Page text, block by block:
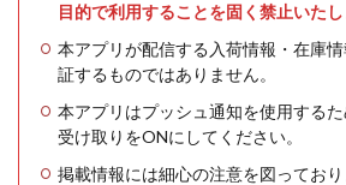
目的で利用することを固く禁止いたし
本アプリが配信する入荷情報・在庫
証するものではありません。
本アプリはプッシュ通知を使用する
受け取りをONにしてください。
掲載情報には細心の注意を図ってお